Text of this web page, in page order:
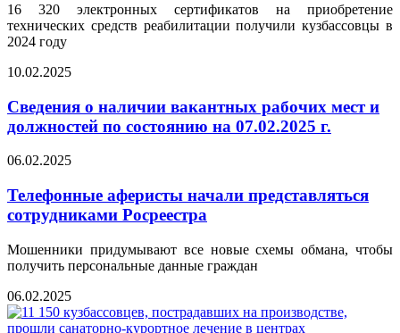
16 320 электронных сертификатов на приобретение
технических средств реабилитации получили кузбассовцы в
2024 году
10.02.2025
Сведения о наличии вакантных рабочих мест и
должностей по состоянию на 07.02.2025 г.
06.02.2025
Телефонные аферисты начали представляться
сотрудниками Росреестра
Мошенники придумывают все новые схемы обмана, чтобы
получить персональные данные граждан
06.02.2025